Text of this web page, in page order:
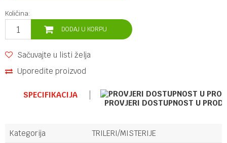
Količina:
DODAJ U KORPU
Sačuvajte u listi želja
Uporedite proizvod
SPECIFIKACIJA
PROVJERI DOSTUPNOST U
Kategorija
TRILERI/MISTERIJE